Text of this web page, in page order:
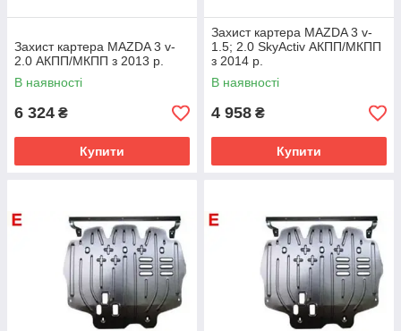
Захист картера MAZDA 3 v-
2.0 АКПП/МКПП з 2013 р.
В наявності
6 324 ₴
Купити
Захист картера MAZDA 3 v-
1.5; 2.0 SkyActiv АКПП/МКПП
з 2014 р.
В наявності
4 958 ₴
Купити